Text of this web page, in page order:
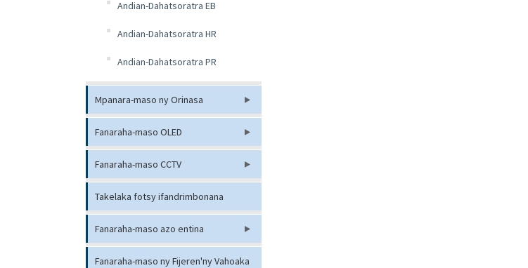
Andian-Dahatsoratra EB
Andian-Dahatsoratra HR
Andian-Dahatsoratra PR
Mpanara-maso ny Orinasa
Fanaraha-maso OLED
Fanaraha-maso CCTV
Takelaka fotsy ifandrimbonana
Fanaraha-maso azo entina
Fanaraha-maso ny Fijeren'ny Vahoaka